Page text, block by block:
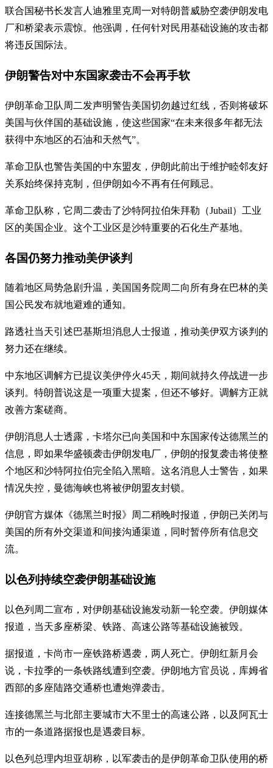
联合国秘书长发言人迪雅里克周一对特朗普威胁空袭伊朗发电
厂和桥梁表示震惊。他强调，任何针对民用基础设施的攻击都
将违反国际法。
伊朗警告对中东国家袭击不会再手软
伊朗革命卫队周二发声明警告美国切勿越过红线，否则将破坏
美国与伙伴国的基础设施，使这些国家“在未来很多年都无法
获得中东地区的石油和天然气”。
革命卫队也警告美国的中东盟友，伊朗此前出于维护睦邻友好
关系始终保持克制，但伊朗如今不再有任何顾忌。
革命卫队称，它周二袭击了沙特阿拉伯朱拜勒（Jubail）工业
区的美国企业。这个工业区是沙特重要的石化生产基地。
各国仍努力推动美伊谈判
随着地区局势急剧升温，美国国务院周二向所有身在巴林的美
国公民发布就地避难的通知。
路透社当天引述巴基斯坦消息人士报道，推动美伊双方谈判的
努力还在继续。
中东地区调解方已提议美伊停火45天，期间就持久停战进一步
谈判。特朗普说这是一项重大提案，但还不够好。调解方正就
改善方案磋商。
伊朗消息人士透露，卡塔尔已向美国和中东国家传达德黑兰的
信息，即如果华盛顿袭击伊朗发电厂，伊朗的报复袭击将使整
个地区和沙特阿拉伯完全陷入黑暗。这名消息人士警告，如果
情况失控，曼德海峡也将被伊朗盟友封锁。
伊朗官方媒体《德黑兰时报》周二稍晚时报道，伊朗已关闭与
美国的所有外交渠道和间接沟通渠道，同时暂停所有信息交
流。
以色列持续空袭伊朗基础设施
以色列周二宣布，对伊朗基础设施发动新一轮空袭。伊朗媒体
报道，当天多座桥梁、铁路、高速公路等基础设施被毁。
据报道，卡尚市一座铁路桥遇袭，两人死亡。伊朗红新月会
说，卡拉季的一条铁路线遭到空袭。伊朗地方官员说，库姆省
西部的多座陆路交通桥也遭炮弹袭击。
连接德黑兰与北部主要城市大不里士的高速公路，以及阿瓦士
市的一条道路据报也是遇袭目标。
以色列总理内坦亚胡称，以军袭击的是伊朗革命卫队使用的桥